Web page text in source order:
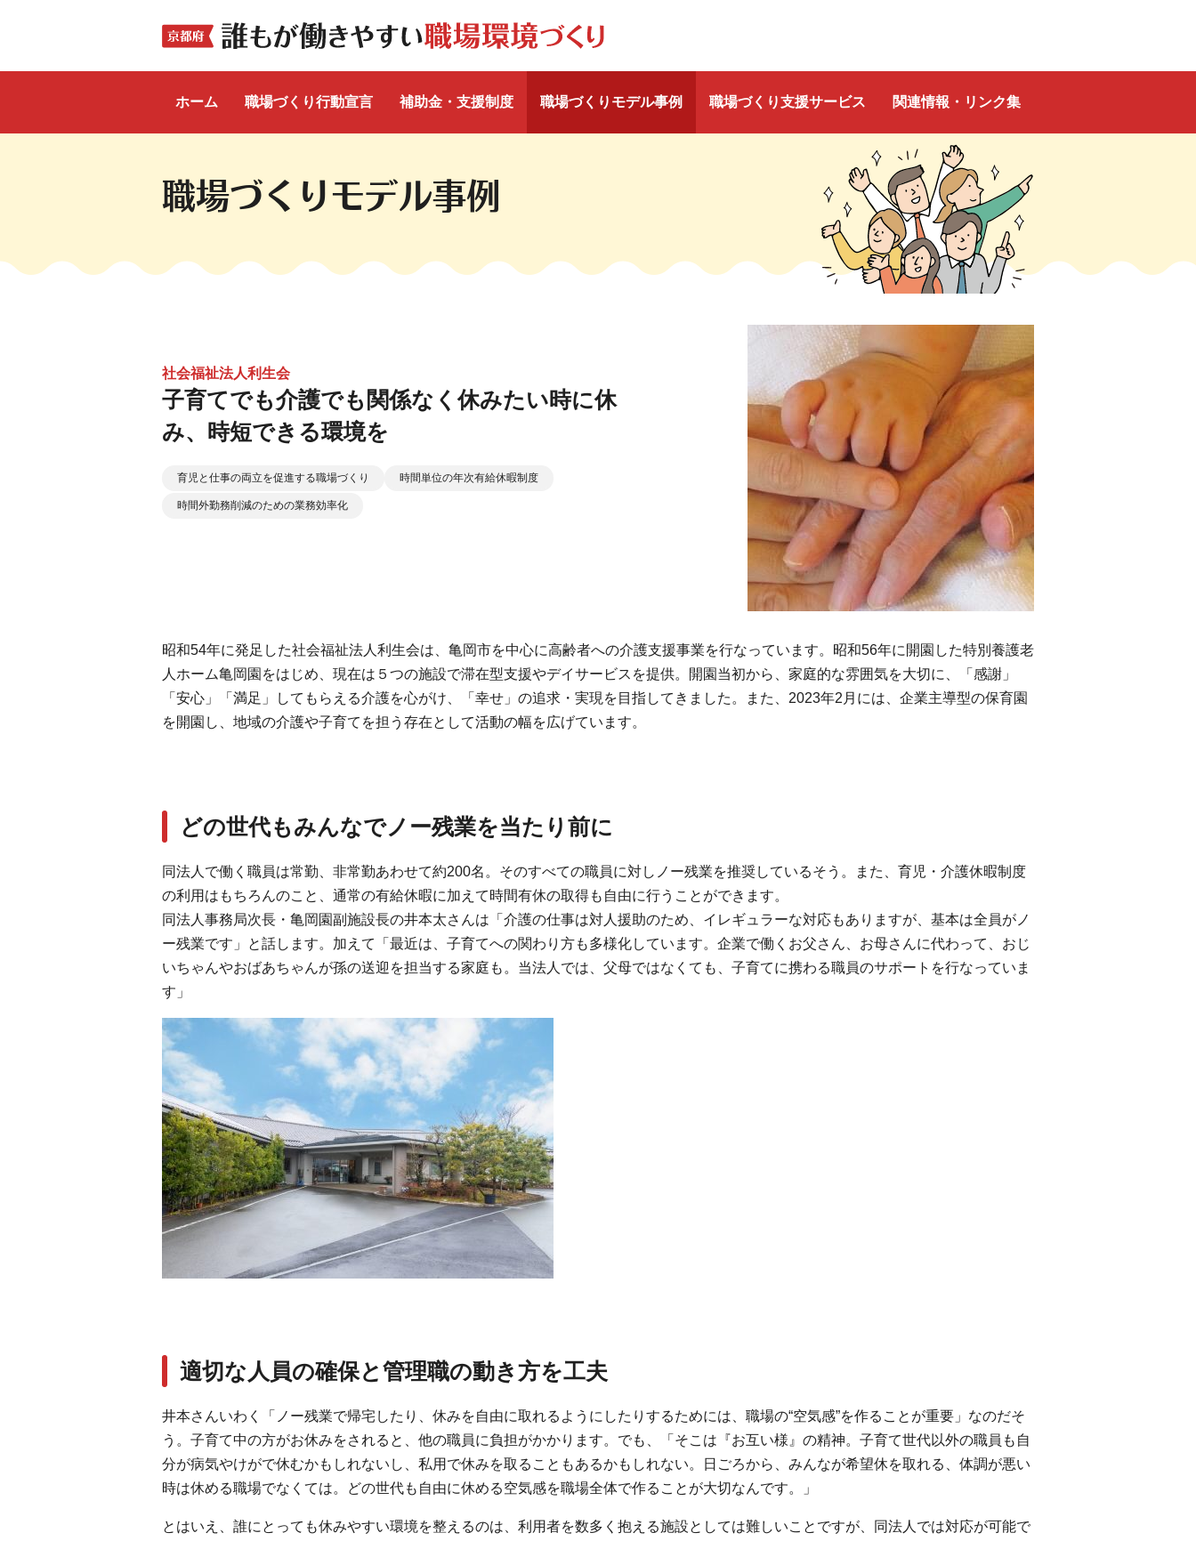
ホーム 職場づくり行動宣言 補助金・支援制度 職場づくりモデル事例 職場づくり支援サービス 関連情報・リンク集
職場づくりモデル事例
社会福祉法人利生会
子育てでも介護でも関係なく休みたい時に休
み、時短できる環境を
育児と仕事の両立を促進する職場づくり 時間単位の年次有給休暇制度
時間外勤務削減のための業務効率化
昭和54年に発足した社会福祉法人利生会は、亀岡市を中心に高齢者への介護支援事業を行なっています。昭和56年に開園した特別養護老
人ホーム亀岡園をはじめ、現在は５つの施設で滞在型支援やデイサービスを提供。開園当初から、家庭的な雰囲気を大切に、「感謝」
「安心」「満足」してもらえる介護を心がけ、「幸せ」の追求・実現を目指してきました。また、2023年2月には、企業主導型の保育園
を開園し、地域の介護や子育てを担う存在として活動の幅を広げています。
どの世代もみんなでノー残業を当たり前に
同法人で働く職員は常勤、非常勤あわせて約200名。そのすべての職員に対しノー残業を推奨しているそう。また、育児・介護休暇制度
の利用はもちろんのこと、通常の有給休暇に加えて時間有休の取得も自由に行うことができます。
同法人事務局次長・亀岡園副施設長の井本太さんは「介護の仕事は対人援助のため、イレギュラーな対応もありますが、基本は全員がノ
ー残業です」と話します。加えて「最近は、子育てへの関わり方も多様化しています。企業で働くお父さん、お母さんに代わって、おじ
いちゃんやおばあちゃんが孫の送迎を担当する家庭も。当法人では、父母ではなくても、子育てに携わる職員のサポートを行なっていま
す」
適切な人員の確保と管理職の動き方を工夫
井本さんいわく「ノー残業で帰宅したり、休みを自由に取れるようにしたりするためには、職場の“空気感”を作ることが重要」なのだそ
う。子育て中の方がお休みをされると、他の職員に負担がかかります。でも、「そこは『お互い様』の精神。子育て世代以外の職員も自
分が病気やけがで休むかもしれないし、私用で休みを取ることもあるかもしれない。日ごろから、みんなが希望休を取れる、体調が悪い
時は休める職場でなくては。どの世代も自由に休める空気感を職場全体で作ることが大切なんです。」
とはいえ、誰にとっても休みやすい環境を整えるのは、利用者を数多く抱える施設としては難しいことですが、同法人では対応が可能で